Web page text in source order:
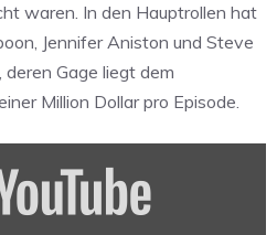
waren. In den Hauptrollen hat
Jennifer Aniston und Steve
Gage liegt dem
Million Dollar pro Episode.